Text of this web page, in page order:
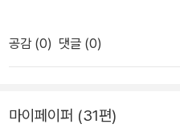
것으로 스스로를 드러내 보인다.
기도 하고, 폭력을 걱정하기도 하
된 자유주의적 공산주의자와 분
주의적 공산주의자들은 구조적
들이 가진 지위가 이들이 폭력에
다. 다만 반드시 폭력을 사용해야
서도 자유주의는 역시 심한 편견
더 끔찍하다. - 《악의 쾌락, 변태
있는 다윈주의적 태도는 일견 모
산할 수 있는 것처럼 보이지만,
에 대한 합의만 유지된다면 어떠
보내자, 하면서도 일과가 끝나면
든다. 내가 내 자신한테 보이지 않
변으로 무심코 확대 재생산할 수
사람이며 사고를 계속 해야한다
월급을 타서 가족을 먹여 살려야
책 한 권 더 읽을 수 있음에 감사하
든다.많이 아쉬움이 남는다.제대
공감 (0) 댓글 (0)
마이페이퍼 (31편)